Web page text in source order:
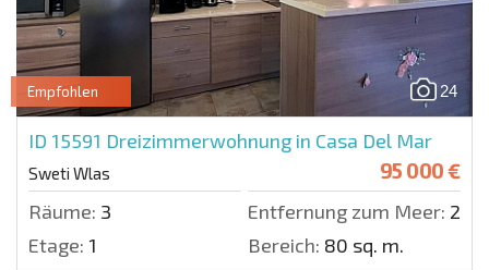
24
Empfohlen
ID 15591 Dreizimmerwohnung in Casa Del Mar
Sweti Wlas 95 000 €
Räume: 3 Entfernung zum Meer: 200
Etage: 1 Bereich: 80 sq. m.